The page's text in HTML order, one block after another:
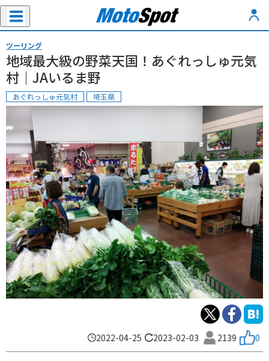
ツーリング
地域最大級の野菜天国！あぐれっしゅ元気
村｜JAいるま野
あぐれっしゅ元気村 埼玉県
2022-04-25 2023-02-03 2139 0